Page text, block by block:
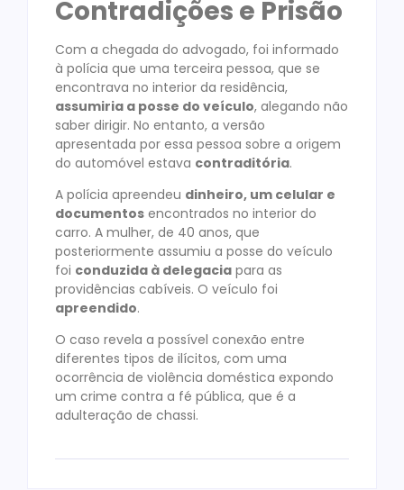
Contradições e Prisão
Com a chegada do advogado, foi informado
à polícia que uma terceira pessoa, que se
encontrava no interior da residência,
assumiria a posse do veículo, alegando não
saber dirigir. No entanto, a versão
apresentada por essa pessoa sobre a origem
do automóvel estava contraditória.
A polícia apreendeu dinheiro, um celular e
documentos encontrados no interior do
carro. A mulher, de 40 anos, que
posteriormente assumiu a posse do veículo
foi conduzida à delegacia para as
providências cabíveis. O veículo foi
apreendido.
O caso revela a possível conexão entre
diferentes tipos de ilícitos, com uma
ocorrência de violência doméstica expondo
um crime contra a fé pública, que é a
adulteração de chassi.